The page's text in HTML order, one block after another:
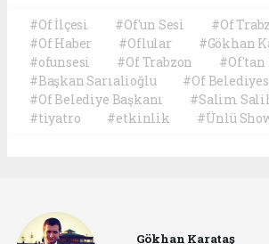
#Of İlçesi #Of'un Sesi
#Of
#Of Haber
#Oflular
#Gökhan
#ofunsesi
#Of Trabzon
#Of'tan
#Başkan Sarıalioğlu
#Of
#Of Belediye Başkanı
#Salim
#tiyatro
#etkinlik #Ünlü
Gökhan Karataş